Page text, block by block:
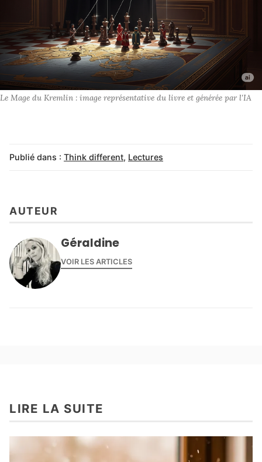
Le Mage du Kremlin : image représentative du livre et générée par l'IA
Publié dans : Think different, Lectures
AUTEUR
Géraldine
VOIR LES ARTICLES
LIRE LA SUITE